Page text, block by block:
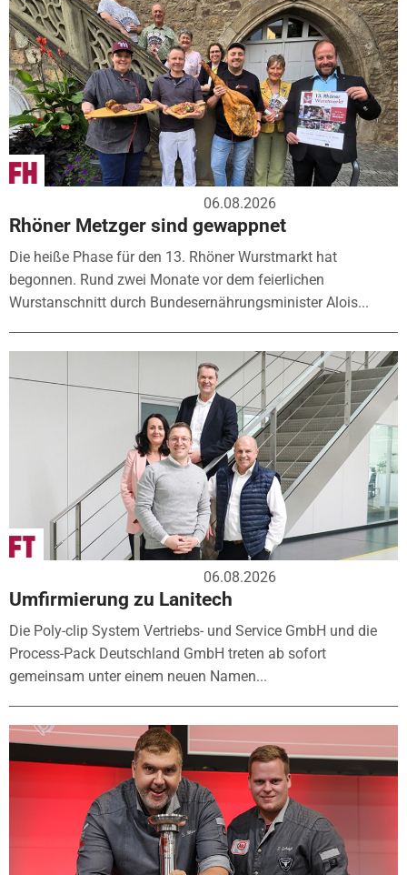
06.08.2026
Rhöner Metzger sind gewappnet
Die heiße Phase für den 13. Rhöner Wurstmarkt hat
begonnen. Rund zwei Monate vor dem feierlichen
Wurstanschnitt durch Bundesernährungsminister Alois...
06.08.2026
Umfirmierung zu Lanitech
Die Poly-clip System Vertriebs- und Service GmbH und die
Process-Pack Deutschland GmbH treten ab sofort
gemeinsam unter einem neuen Namen...